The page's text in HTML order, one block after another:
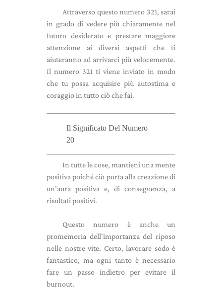
Attraverso questo numero 321, sarai
in grado di vedere più chiaramente nel
futuro desiderato e prestare maggiore
attenzione ai diversi aspetti che ti
aiuteranno ad arrivarci più velocemente.
Il numero 321 ti viene inviato in modo
che tu possa acquisire più autostima e
coraggio in tutto ciò che fai.
Il Significato Del Numero
20
In tutte le cose, mantieni una mente
positiva poiché ciò porta alla creazione di
un'aura positiva e, di conseguenza, a
risultati positivi.
Questo numero è anche un
promemoria dell'importanza del riposo
nelle nostre vite. Certo, lavorare sodo è
fantastico, ma ogni tanto è necessario
fare un passo indietro per evitare il
burnout.